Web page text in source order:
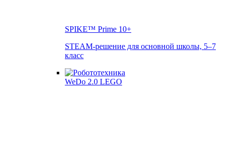
SPIKE™ Prime 10+
STEAM-решение для основной школы, 5–7
класс